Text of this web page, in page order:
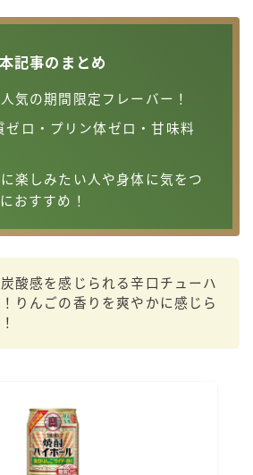
本記事のまとめ
気の期間限定フレーバー！
ゼロ・プリン体ゼロ・甘味料
楽しみたい人や身体に気をつ
おすすめ！
酸感を感じられる辛口チューハ
りんごの香りを爽やかに感じら